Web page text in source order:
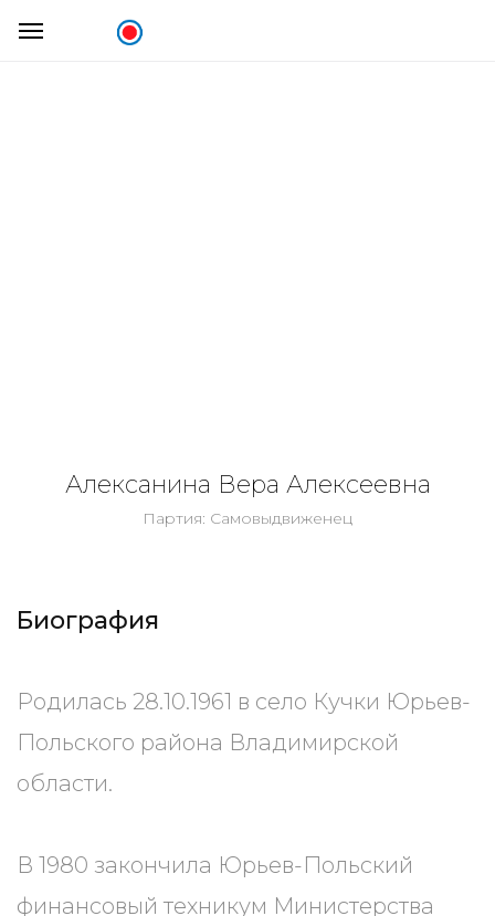
Алексанина Вера Алексеевна
Партия: Самовыдвиженец
Биография
Родилась 28.10.1961 в село Кучки Юрьев-
Польского района Владимирской
области.
В 1980 закончила Юрьев-Польский
финансовый техникум Министерства